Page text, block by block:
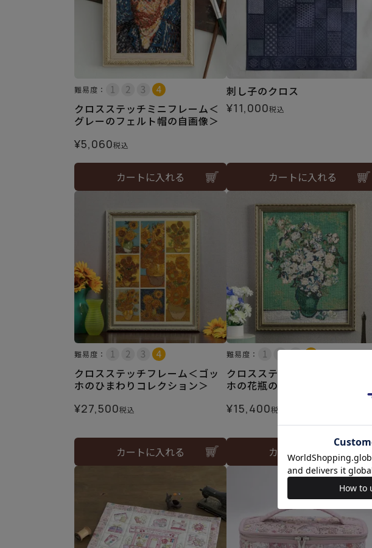
難易度：
クロスステッチミニフレーム＜
グレーのフェルト帽の自画像＞
¥5,060税込
カートに入れる
刺し子のクロス
¥11,000税込
カートに入れる
難易度：
クロスステッチフレーム＜ゴッ
ホのひまわりコレクション＞
¥27,500税込
カートに入れる
難易度：
クロスステッチフレーム＜ゴッ
ホの花瓶のバラ＞
¥15,400税込
カートに入れる